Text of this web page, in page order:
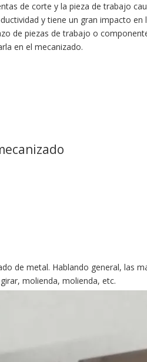
de corte y la pieza de trabajo
y tiene un gran impacto
de piezas de trabajo o
en el mecanizado.
de metal. Hablando general, las
molienda, molienda, etc.